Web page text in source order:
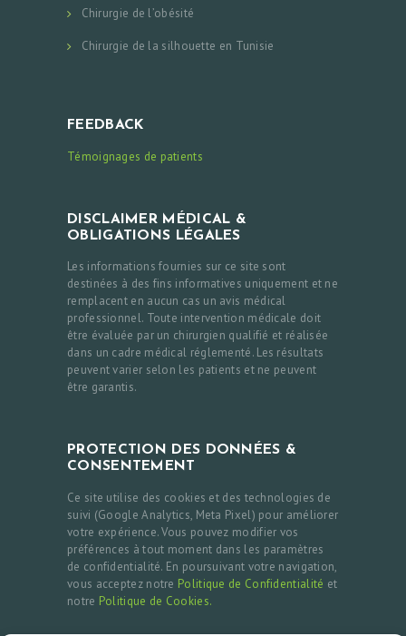
Chirurgie de l’obésité
Chirurgie de la silhouette en Tunisie
FEEDBACK
Témoignages de patients
DISCLAIMER MÉDICAL &
OBLIGATIONS LÉGALES
Les informations fournies sur ce site sont
destinées à des fins informatives uniquement et ne
remplacent en aucun cas un avis médical
professionnel. Toute intervention médicale doit
être évaluée par un chirurgien qualifié et réalisée
dans un cadre médical réglementé. Les résultats
peuvent varier selon les patients et ne peuvent
être garantis.
PROTECTION DES DONNÉES &
CONSENTEMENT
Ce site utilise des cookies et des technologies de
suivi (Google Analytics, Meta Pixel) pour améliorer
votre expérience. Vous pouvez modifier vos
préférences à tout moment dans les paramètres
de confidentialité. En poursuivant votre navigation,
vous acceptez notre Politique de Confidentialité et
notre Politique de Cookies.